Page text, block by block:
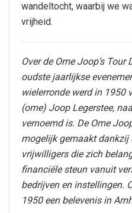
wandeltocht, waarbij we
vrijheid.
Over de Ome Joop’s Tour
oudste jaarlijkse
wielerronde werd in 1950
(ome) Joop Legerstee,
vernoemd is. De Ome
mogelijk gemaakt dankzij
vrijwilligers die zich
financiële steun vanuit
bedrijven en instellingen.
1950 een belevenis in